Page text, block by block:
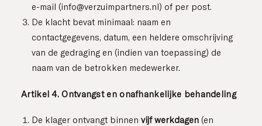
e-mail (info@verzuimpartners.nl) of per post.
De klacht bevat minimaal: naam en
contactgegevens, datum, een heldere omschrijving
van de gedraging en (indien van toepassing) de
naam van de betrokken medewerker.
Artikel 4. Ontvangst en onafhankelijke behandeling
De klager ontvangt binnen vijf werkdagen (en